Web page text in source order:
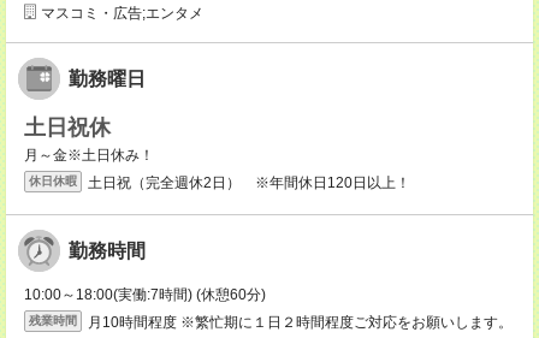
マスコミ・広告;エンタメ
勤務曜日
土日祝休
月～金※土日休み！
休日休暇 土日祝（完全週休2日） ※年間休日120日以上！
勤務時間
10:00～18:00(実働:7時間) (休憩60分)
残業時間 月10時間程度 ※繁忙期に１日２時間程度ご対応をお願いします。